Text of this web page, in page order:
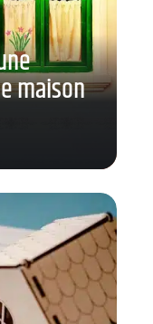
maison